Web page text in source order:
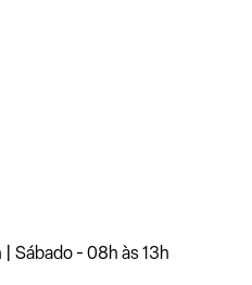
Sábado - 08h às 13h